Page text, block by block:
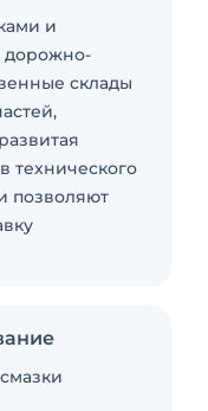
и
дорожно-
склады
технического
позволяют